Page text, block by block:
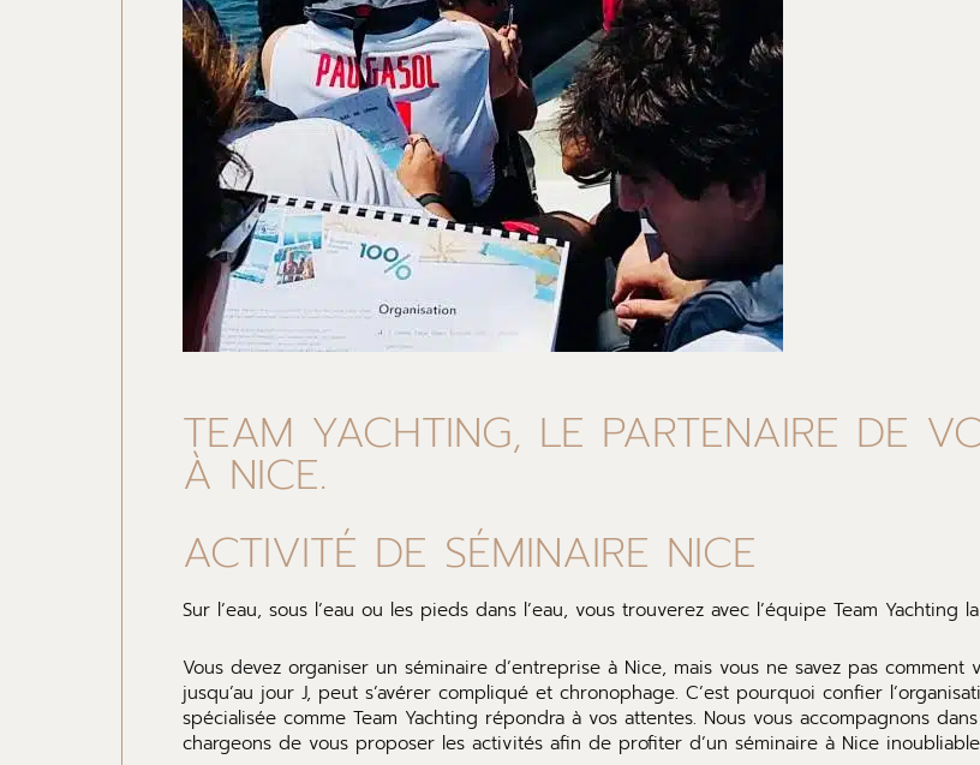
TEAM YACHTING, LE PARTENAIRE DE
À NICE.
ACTIVITÉ DE SÉMINAIRE NICE
Sur l’eau, sous l’eau ou les pieds dans l’eau, vous trouverez avec l’équipe Team
Vous devez organiser un séminaire d’entreprise à Nice, mais vous ne savez pas
jusqu’au jour J, peut s’avérer compliqué et chronophage. C’est pourquoi confier
spécialisée comme Team Yachting répondra à vos attentes. Nous vous accompagnons
chargeons de vous proposer les activités afin de profiter d’un séminaire à Nice